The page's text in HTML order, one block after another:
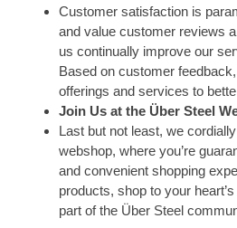
Customer satisfaction is
and value customer reviews
us continually improve our
Based on customer
offerings and services to
Join Us at the Über Steel
Last but not least, we
webshop, where you’re
and convenient shopping
products, shop to your
part of the Über Steel